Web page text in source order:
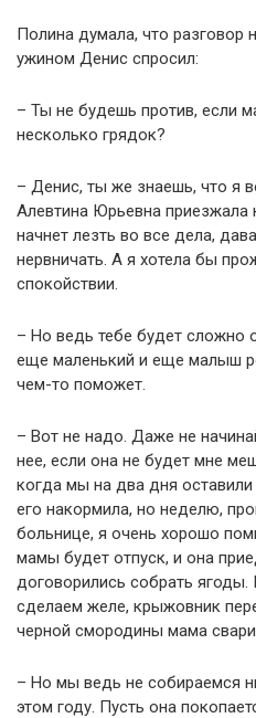
Полина думала, что разговор
ужином Денис спросил:
– Ты не будешь против, если
несколько грядок?
– Денис, ты же знаешь, что я
Алевтина Юрьевна приезжала
начнет лезть во все дела,
нервничать. А я хотела бы
спокойствии.
– Но ведь тебе будет сложно
еще маленький и еще малыш
чем-то поможет.
– Вот не надо. Даже не
нее, если она не будет мне
когда мы на два дня
его накормила, но неделю,
больнице, я очень хорошо
мамы будет отпуск, и она
договорились собрать
сделаем желе, крыжовник
черной смородины мама
– Но мы ведь не собираемся
этом году. Пусть она